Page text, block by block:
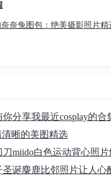
奈兔图包：绝美摄影照片精
分享我最近cosplay的合
晰的美图精选
miido白色运动背心照片
诞麋鹿比邻照片让人心